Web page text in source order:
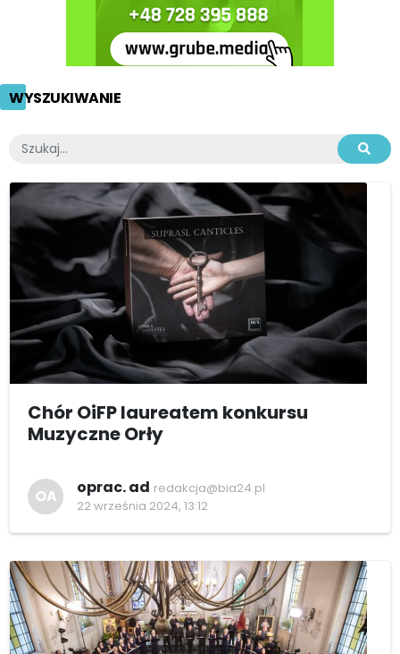
WYSZUKIWANIE
Chór OiFP laureatem konkursu
Muzyczne Orły
OA oprac. ad redakcja@bia24.pl
22 września 2024, 13:12